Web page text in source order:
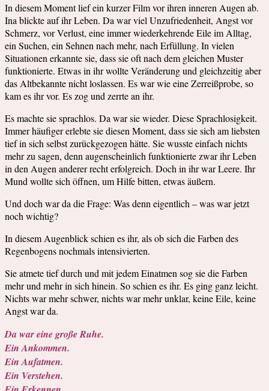
In diesem Moment lief ein kurzer Film vor ihren inneren Augen ab.
Ina blickte auf ihr Leben. Da war viel Unzufriedenheit, Angst vor
Schmerz, vor Verlust, eine immer wiederkehrende Eile im Alltag,
ein Suchen, ein Sehnen nach mehr, nach Erfüllung. In vielen
Situationen erkannte sie, dass sie oft nach dem gleichen Muster
funktionierte. Etwas in ihr wollte Veränderung und gleichzeitig aber
das Altbekannte nicht loslassen. Es war wie eine Zerreißprobe, so
kam es ihr vor. Es zog und zerrte an ihr.
Es machte sie sprachlos. Da war sie wieder. Diese Sprachlosigkeit.
Immer häufiger erlebte sie diesen Moment, dass sie sich am liebsten
tief in sich selbst zurückgezogen hätte. Sie wusste einfach nichts
mehr zu sagen, denn augenscheinlich funktionierte zwar ihr Leben
in den Augen anderer recht erfolgreich. Doch in ihr war Leere. Ihr
Mund wollte sich öffnen, um Hilfe bitten, etwas äußern.
Und doch war da die Frage: Was denn eigentlich – was war jetzt
noch wichtig?
In diesem Augenblick schien es ihr, als ob sich die Farben des
Regenbogens nochmals intensivierten.
Sie atmete tief durch und mit jedem Einatmen sog sie die Farben
mehr und mehr in sich hinein. So schien es ihr. Es ging ganz leicht.
Nichts war mehr schwer, nichts war mehr unklar, keine Eile, keine
Angst war da.
Da war eine große Ruhe.
Ein Ankommen.
Ein Aufatmen.
Ein Verstehen.